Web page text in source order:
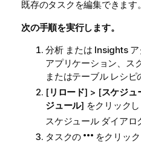
既存のタスクを編集できます。
次の手順を実行します。
分析または Insightsア
アプリケーション、ス
またはテーブル レシピ
[リロード] > [スケジュ
ジュール] をクリックし
スケジュール ダイアロ
タスクの
をクリッ